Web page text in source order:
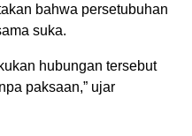
bahwa persetubuhan
suka.
hubungan tersebut
paksaan,” ujar